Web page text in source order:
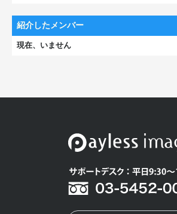
紹介したメンバー
現在、いません